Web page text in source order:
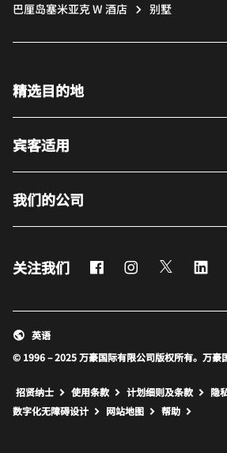
巴厘岛塞米亚克 W 酒店 别墅
精选目的地
宾客适用
我们的公司
关注我们 FacebookInstagram
Twitter
© 1996 – 2025 万豪国际有限公司版权所有。万豪
英语
招贤纳士 使用条款 计划细则及条款
隐
数字化无障碍设计
网站地图 打开新窗口
帮助